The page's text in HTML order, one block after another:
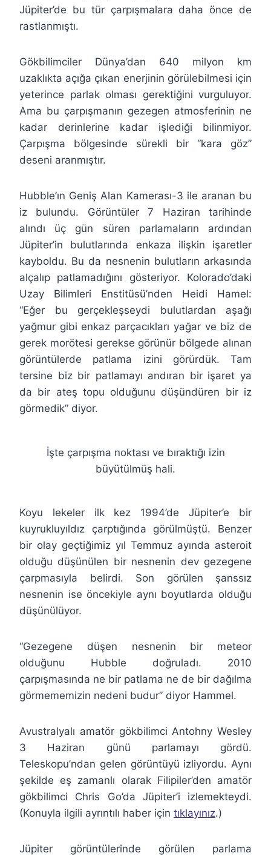
Jüpiter’de bu tür çarpışmalara daha önce de
rastlanmıştı.
Gökbilimciler Dünya’dan 640 milyon km
uzaklıkta açığa çıkan enerjinin görülebilmesi için
yeterince parlak olması gerektiğini vurguluyor.
Ama bu çarpışmanın gezegen atmosferinin ne
kadar derinlerine kadar işlediği bilinmiyor.
Çarpışma bölgesinde sürekli bir “kara göz”
deseni aranmıştır.
Hubble’ın Geniş Alan Kamerası-3 ile aranan bu
iz bulundu. Görüntüler 7 Haziran tarihinde
alındı üç gün süren parlamaların ardından
Jüpiter’in bulutlarında enkaza ilişkin işaretler
kayboldu. Bu da nesnenin bulutların arkasında
alçalıp patlamadığını gösteriyor. Kolorado’daki
Uzay Bilimleri Enstitüsü’nden Heidi Hamel:
“Eğer bu gerçekleşseydi bulutlardan aşağı
yağmur gibi enkaz parçacıkları yağar ve biz de
gerek morötesi gerekse görünür bölgede alınan
görüntülerde patlama izini görürdük. Tam
tersine biz bir patlamayı andıran bir işaret ya
da bir ateş topu olduğunu düşündüren bir iz
görmedik” diyor.
İşte çarpışma noktası ve bıraktığı izin
büyütülmüş hali.
Koyu lekeler ilk kez 1994’de Jüpiter’e bir
kuyrukluyıldız çarptığında görülmüştü. Benzer
bir olay geçtiğimiz yıl Temmuz ayında asteroit
olduğu düşünülen bir nesnenin dev gezegene
çarpmasıyla belirdi. Son görülen şanssız
nesnenin ise öncekiyle aynı boyutlarda olduğu
düşünülüyor.
“Gezegene düşen nesnenin bir meteor
olduğunu Hubble doğruladı. 2010
çarpışmasında ne bir patlama ne de bir dağılma
görmememizin nedeni budur” diyor Hammel.
Avustralyalı amatör gökbilimci Antohny Wesley
3 Haziran günü parlamayı gördü.
Teleskopu’ndan gelen görüntüyü izliyordu. Aynı
şekilde eş zamanlı olarak Filipiler’den amatör
gökbilimci Chris Go’da Jüpiter’i izlemekteydi.
(Konuyla ilgili ayrıntılı haber için tıklayınız.)
Jüpiter görüntülerinde görülen parlama